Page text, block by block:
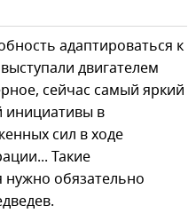
адаптироваться к
двигателем
сейчас самый яркий
инициативы в
сил в ходе
Такие
нужно обязательно